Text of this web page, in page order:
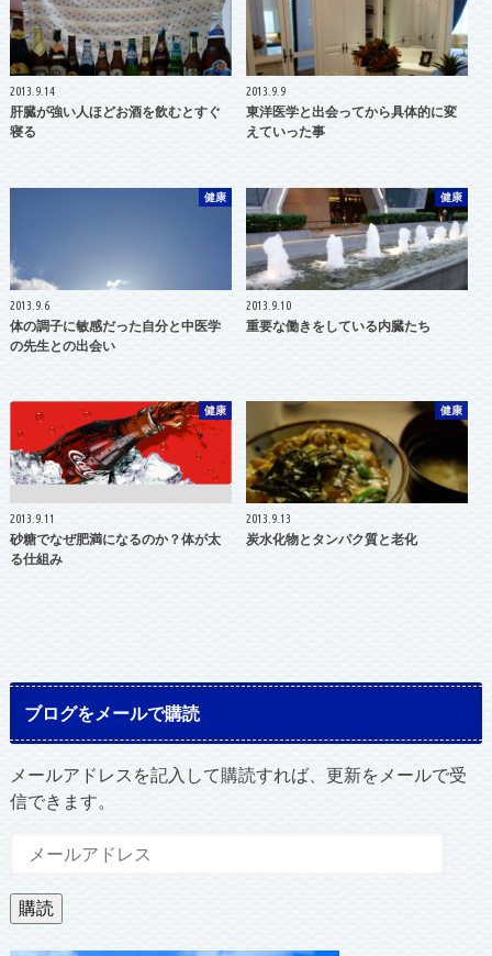
2013.9.14
肝臓が強い人ほどお酒を飲むとすぐ
寝る
2013.9.9
東洋医学と出会ってから具体的に変
えていった事
健康
2013.9.6
体の調子に敏感だった自分と中医学
の先生との出会い
健康
2013.9.10
重要な働きをしている内臓たち
健康
2013.9.11
砂糖でなぜ肥満になるのか？体が太
る仕組み
健康
2013.9.13
炭水化物とタンパク質と老化
ブログをメールで購読
メールアドレスを記入して購読すれば、更新をメールで受
信できます。
ル
ア
ド
購読